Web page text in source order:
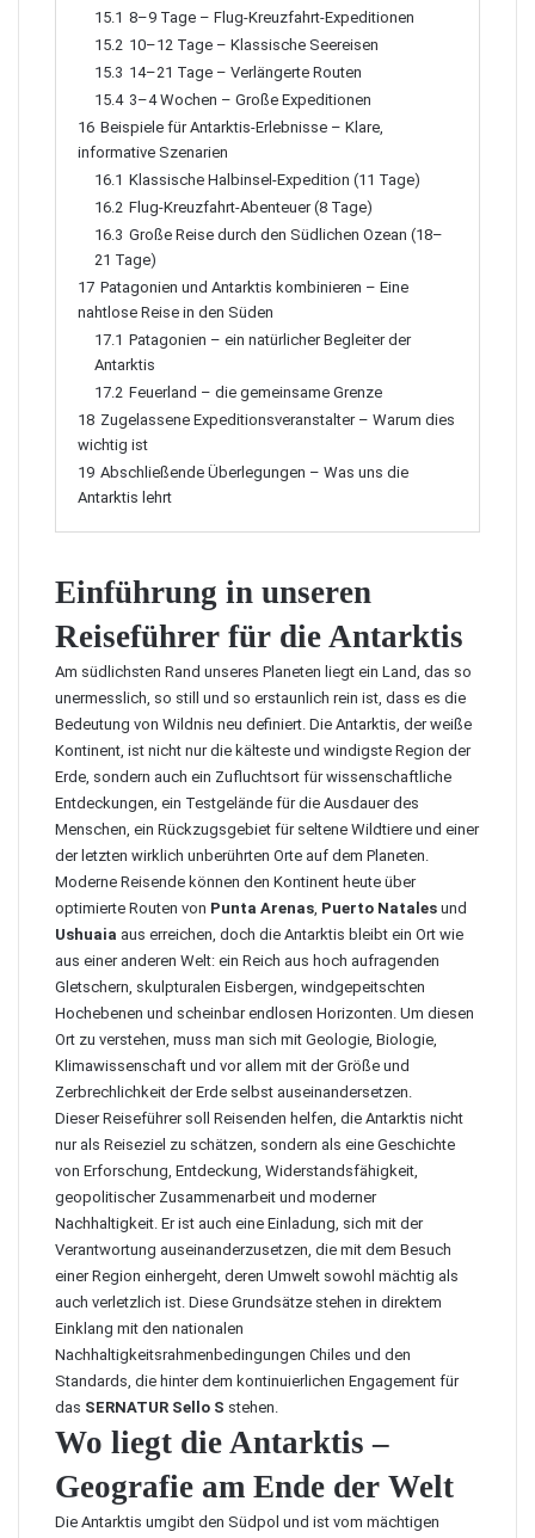
15.1 8–9 Tage – Flug-Kreuzfahrt-Expeditionen
15.2 10–12 Tage – Klassische Seereisen
15.3 14–21 Tage – Verlängerte Routen
15.4 3–4 Wochen – Große Expeditionen
16 Beispiele für Antarktis-Erlebnisse – Klare,
informative Szenarien
16.1 Klassische Halbinsel-Expedition (11 Tage)
16.2 Flug-Kreuzfahrt-Abenteuer (8 Tage)
16.3 Große Reise durch den Südlichen Ozean (18–
21 Tage)
17 Patagonien und Antarktis kombinieren – Eine
nahtlose Reise in den Süden
17.1 Patagonien – ein natürlicher Begleiter der
Antarktis
17.2 Feuerland – die gemeinsame Grenze
18 Zugelassene Expeditionsveranstalter – Warum dies
wichtig ist
19 Abschließende Überlegungen – Was uns die
Antarktis lehrt
Einführung in unseren
Reiseführer für die Antarktis
Am südlichsten Rand unseres Planeten liegt ein Land, das so
unermesslich, so still und so erstaunlich rein ist, dass es die
Bedeutung von Wildnis neu definiert. Die Antarktis, der weiße
Kontinent, ist nicht nur die kälteste und windigste Region der
Erde, sondern auch ein Zufluchtsort für wissenschaftliche
Entdeckungen, ein Testgelände für die Ausdauer des
Menschen, ein Rückzugsgebiet für seltene Wildtiere und einer
der letzten wirklich unberührten Orte auf dem Planeten.
Moderne Reisende können den Kontinent heute über
optimierte Routen von Punta Arenas, Puerto Natales und
Ushuaia aus erreichen, doch die Antarktis bleibt ein Ort wie
aus einer anderen Welt: ein Reich aus hoch aufragenden
Gletschern, skulpturalen Eisbergen, windgepeitschten
Hochebenen und scheinbar endlosen Horizonten. Um diesen
Ort zu verstehen, muss man sich mit Geologie, Biologie,
Klimawissenschaft und vor allem mit der Größe und
Zerbrechlichkeit der Erde selbst auseinandersetzen.
Dieser Reiseführer soll Reisenden helfen, die Antarktis nicht
nur als Reiseziel zu schätzen, sondern als eine Geschichte
von Erforschung, Entdeckung, Widerstandsfähigkeit,
geopolitischer Zusammenarbeit und moderner
Nachhaltigkeit. Er ist auch eine Einladung, sich mit der
Verantwortung auseinanderzusetzen, die mit dem Besuch
einer Region einhergeht, deren Umwelt sowohl mächtig als
auch verletzlich ist. Diese Grundsätze stehen in direktem
Einklang mit den nationalen
Nachhaltigkeitsrahmenbedingungen Chiles und den
Standards, die hinter dem kontinuierlichen Engagement für
das SERNATUR Sello S stehen.
Wo liegt die Antarktis –
Geografie am Ende der Welt
Die Antarktis umgibt den Südpol und ist vom mächtigen